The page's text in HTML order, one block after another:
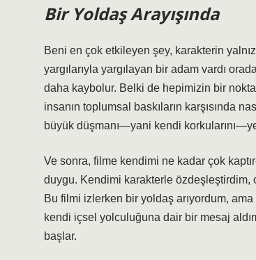
Bir Yoldaş Arayışında
Beni en çok etkileyen şey, karakterin
yargılarıyla yargılayan bir adam vardı
daha kaybolur. Belki de hepimizin bir
insanın toplumsal baskıların karşısında
büyük düşmanı—yani kendi
Ve sonra, filme kendimi ne kadar çok
duygu. Kendimi karakterle özdeşleştirdim,
Bu filmi izlerken bir yoldaş arıyordum,
kendi içsel yolculuğuna dair bir mesaj
başlar.